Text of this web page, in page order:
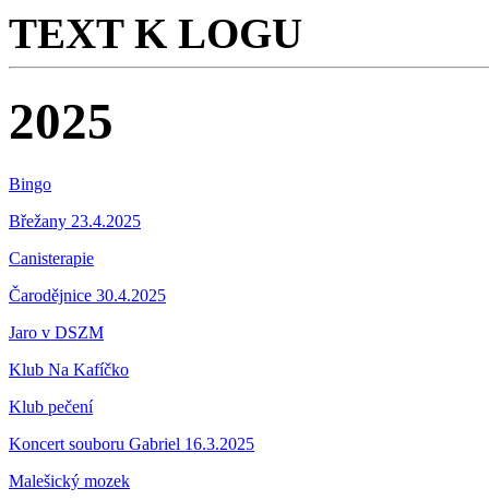
TEXT K LOGU
2025
Bingo
Břežany 23.4.2025
Canisterapie
Čarodějnice 30.4.2025
Jaro v DSZM
Klub Na Kafíčko
Klub pečení
Koncert souboru Gabriel 16.3.2025
Malešický mozek